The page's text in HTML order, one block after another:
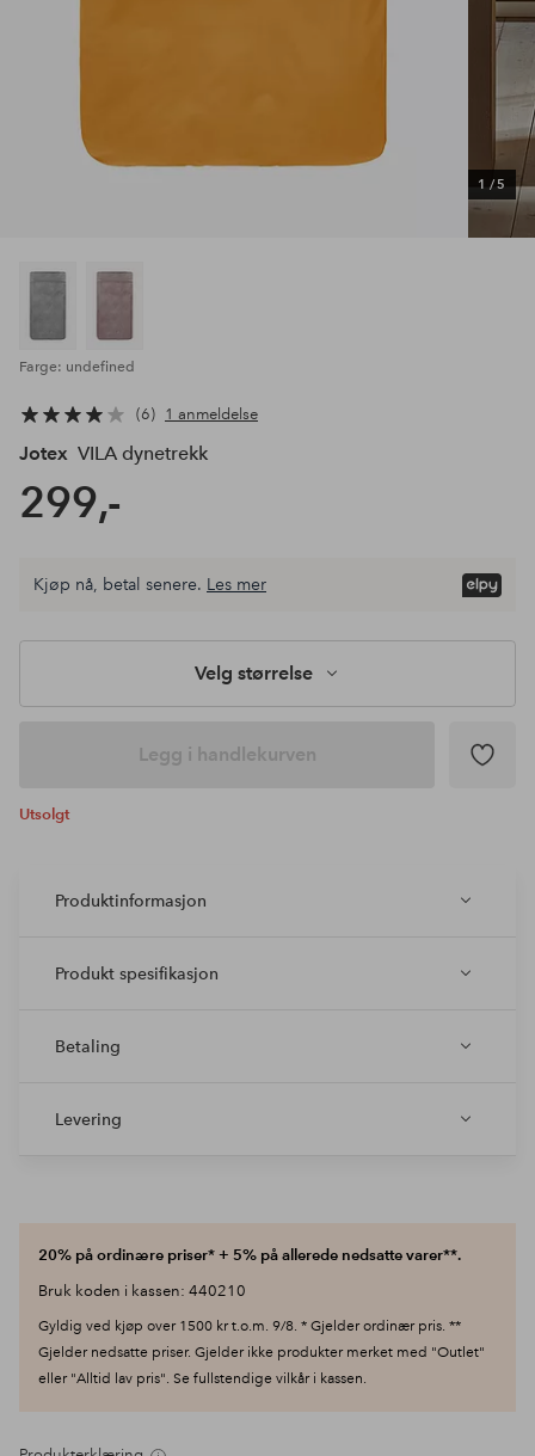
1 /5
Farge: undefined
6 1 anmeldelse
Jotex VILA dynetrekk
299,-
Kjøp nå, betal senere. Les mer
Velg størrelse
Legg i handlekurven
Utsolgt
Produktinformasjon
Produkt spesifikasjon
Betaling
Levering
20% på ordinære priser* + 5% på allerede nedsatte varer**.
Bruk koden i kassen: 440210
Gyldig ved kjøp over 1500 kr t.o.m. 9/8. * Gjelder ordinær pris. **
Gjelder nedsatte priser. Gjelder ikke produkter merket med "Outlet"
eller "Alltid lav pris". Se fullstendige vilkår i kassen.